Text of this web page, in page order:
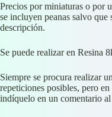
Precios por miniaturas o por
se incluyen peanas salvo que
descripción.
Se puede realizar en Resina
Siempre se procura realizar
repeticiones posibles, pero
indíquelo en un comentario